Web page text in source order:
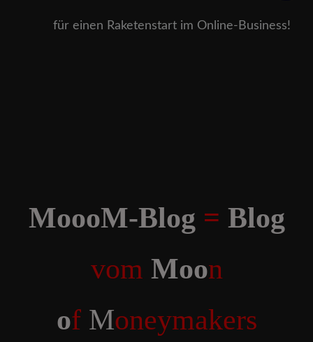
für einen Raketenstart im Online-Business!
MoooM-Blog = Blog
vom Moon
ofMoneymakers